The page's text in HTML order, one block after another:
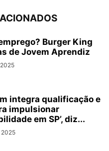
Burger King
de Jovem Aprendiz
integra qualificação e
impulsionar
em SP’, diz...
2025